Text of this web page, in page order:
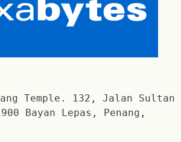
Temple. 132, Jalan Sultan
Bayan Lepas, Penang,